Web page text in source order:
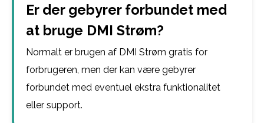
Er der gebyrer forbundet med
at bruge DMI Strøm?
Normalt er brugen af DMI Strøm gratis for
forbrugeren, men der kan være gebyrer
forbundet med eventuel ekstra funktionalitet
eller support.